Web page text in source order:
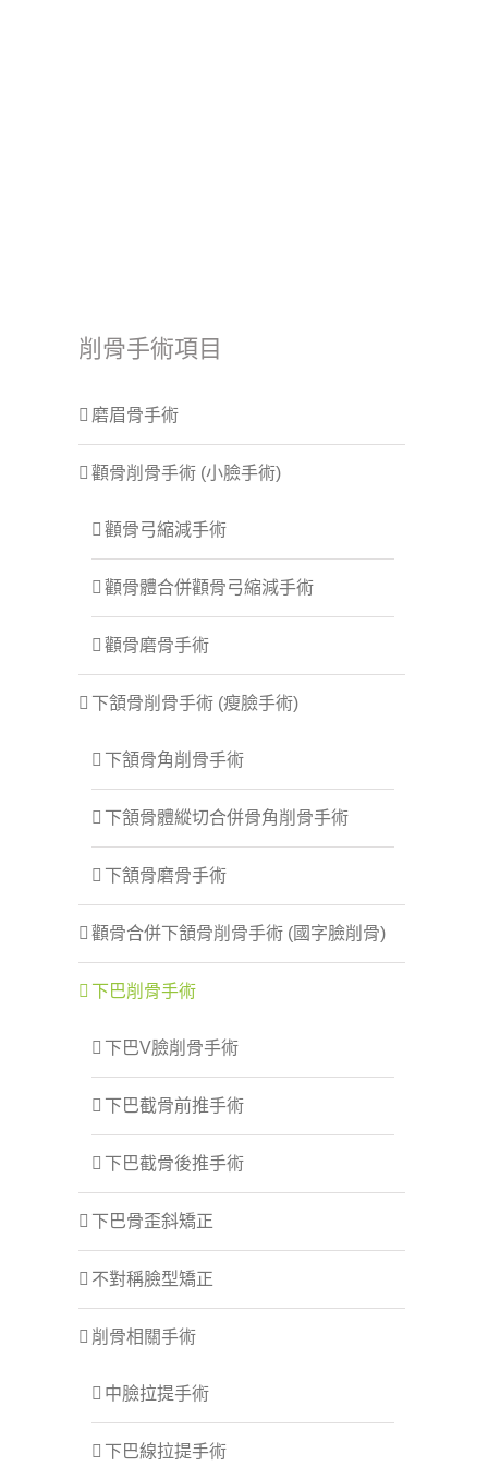
削骨手術項目
磨眉骨手術
顴骨削骨手術 (小臉手術)
顴骨弓縮減手術
顴骨體合併顴骨弓縮減手術
顴骨磨骨手術
下頷骨削骨手術 (瘦臉手術)
下頷骨角削骨手術
下頷骨體縱切合併骨角削骨手術
下頷骨磨骨手術
顴骨合併下頷骨削骨手術 (國字臉削骨)
下巴削骨手術
下巴V臉削骨手術
下巴截骨前推手術
下巴截骨後推手術
下巴骨歪斜矯正
不對稱臉型矯正
削骨相關手術
中臉拉提手術
下巴線拉提手術